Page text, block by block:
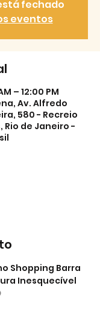
fechado
eventos
– 12:00 PM
Av. Alfredo
580 - Recreio
Rio de Janeiro -
Shopping Barra
Inesquecível